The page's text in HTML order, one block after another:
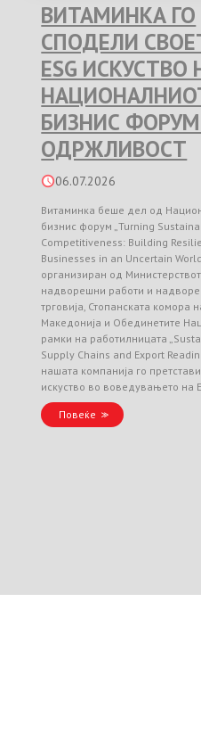
ВИТАМИНКА ГО
СПОДЕЛИ
ESG ИСКУСТВО
БИЗНИС
ОДРЖЛИВОСТ
06.07.2026
Витаминка беше дел од
бизнис форум „Turning
Competitiveness: Building
Businesses in an Uncertain
организиран од
надворешни работи и
трговија, Стопанската комора
Македонија и Обединетите
рамки на работилницата
Supply Chains and Export
нашата компанија го
искуство во воведувањето на
Повеќе